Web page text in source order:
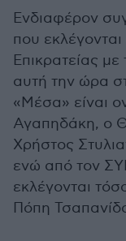
Ενδιαφέρον
που
Επικρατείας
αυτή την ώρα
«Μέσα» είναι
Αγαπηδάκη, ο
Χρήστος
ενώ από τον
εκλέγονται
Πόπη